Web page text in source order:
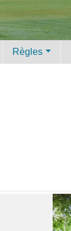
Règles